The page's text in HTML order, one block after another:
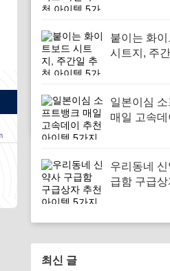
붙이는 화
시트지, 주
일본이심
매일 고속
우리동네
급함 구급
최신 글